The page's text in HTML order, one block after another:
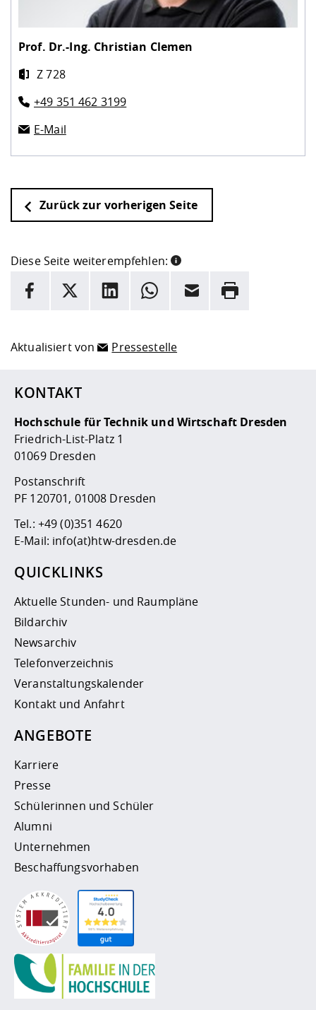
Prof. Dr.-Ing. Christian Clemen
Z 728
+49 351 462 3199
E-Mail
Zurück zur vorherigen Seite
Diese Seite weiterempfehlen:
INFORMATION
Facebook
X LinkedInWhatsappE-Mail Drucken
Aktualisiert von Pressestelle
KONTAKT
Hochschule für Technik und Wirtschaft Dresden
Friedrich-List-Platz 1
01069 Dresden
Postanschrift
PF 120701, 01008 Dresden
Tel.: +49 (0)351 4620
E-Mail: info(at)htw-dresden.de
QUICKLINKS
Aktuelle Stunden- und Raumpläne
Bildarchiv
Newsarchiv
Telefonverzeichnis
Veranstaltungskalender
Kontakt und Anfahrt
ANGEBOTE
Karriere
Presse
Schülerinnen und Schüler
Alumni
Unternehmen
Beschaffungsvorhaben